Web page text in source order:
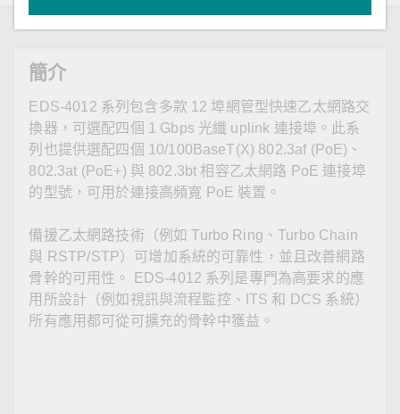
簡介
EDS-4012 系列包含多款 12 埠網管型快速乙太網路交
換器，可選配四個 1 Gbps 光纖 uplink 連接埠。此系
列也提供選配四個 10/100BaseT(X) 802.3af (PoE)、
802.3at (PoE+) 與 802.3bt 相容乙太網路 PoE 連接埠
的型號，可用於連接高頻寬 PoE 裝置。
備援乙太網路技術（例如 Turbo Ring、Turbo Chain
與 RSTP/STP）可增加系統的可靠性，並且改善網路
骨幹的可用性。 EDS-4012 系列是專門為高要求的應
用所設計（例如視訊與流程監控、ITS 和 DCS 系統）
所有應用都可從可擴充的骨幹中獲益。